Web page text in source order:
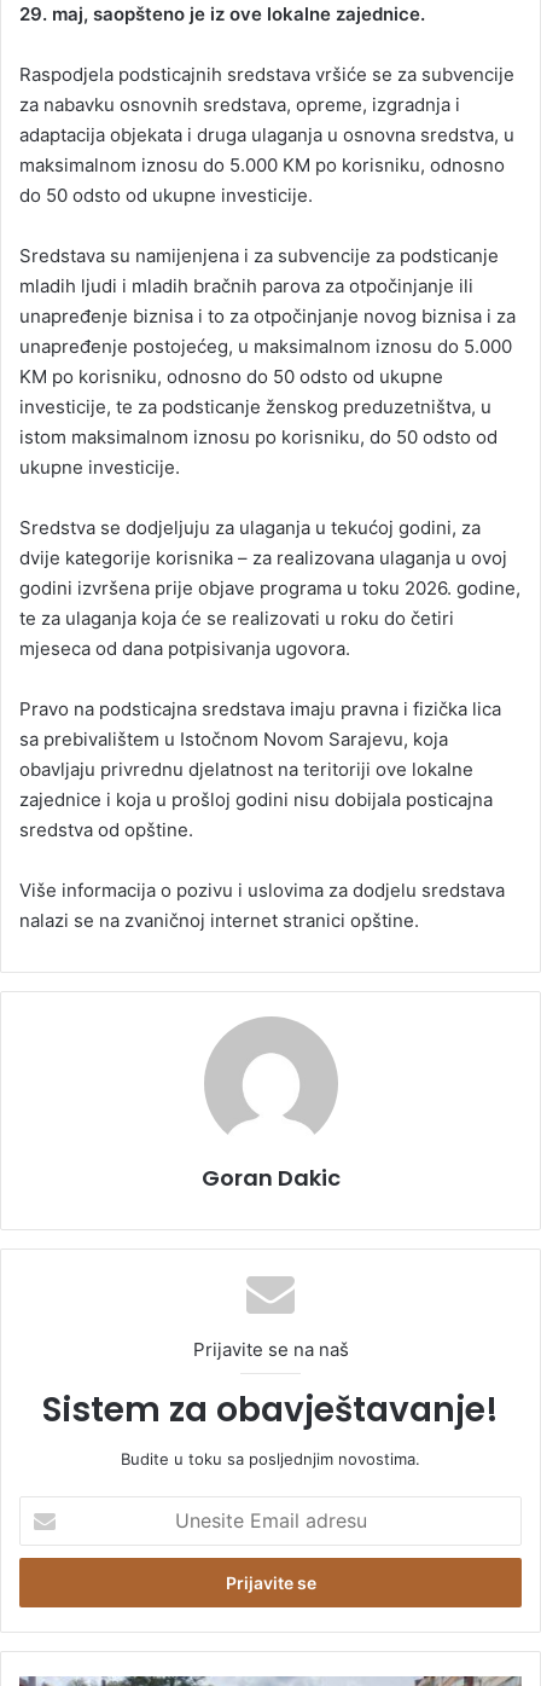
29. maj, saopšteno je iz ove lokalne zajednice.
Raspodjela podsticajnih sredstava vršiće se za subvencije
za nabavku osnovnih sredstava, opreme, izgradnja i
adaptacija objekata i druga ulaganja u osnovna sredstva, u
maksimalnom iznosu do 5.000 KM po korisniku, odnosno
do 50 odsto od ukupne investicije.
Sredstava su namijenjena i za subvencije za podsticanje
mladih ljudi i mladih bračnih parova za otpočinjanje ili
unapređenje biznisa i to za otpočinjanje novog biznisa i za
unapređenje postojećeg, u maksimalnom iznosu do 5.000
KM po korisniku, odnosno do 50 odsto od ukupne
investicije, te za podsticanje ženskog preduzetništva, u
istom maksimalnom iznosu po korisniku, do 50 odsto od
ukupne investicije.
Sredstva se dodjeljuju za ulaganja u tekućoj godini, za
dvije kategorije korisnika – za realizovana ulaganja u ovoj
godini izvršena prije objave programa u toku 2026. godine,
te za ulaganja koja će se realizovati u roku do četiri
mjeseca od dana potpisivanja ugovora.
Pravo na podsticajna sredstava imaju pravna i fizička lica
sa prebivalištem u Istočnom Novom Sarajevu, koja
obavljaju privrednu djelatnost na teritoriji ove lokalne
zajednice i koja u prošloj godini nisu dobijala posticajna
sredstva od opštine.
Više informacija o pozivu i uslovima za dodjelu sredstava
nalazi se na zvaničnoj internet stranici opštine.
Goran Dakic
Prijavite se na naš
Sistem za obavještavanje!
Budite u toku sa posljednjim novostima.
e
i
t